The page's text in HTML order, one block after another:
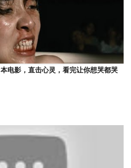
电影，直击心灵，看完让你想哭都哭